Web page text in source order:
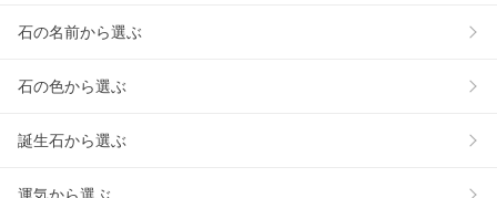
石の名前から選ぶ
石の色から選ぶ
誕生石から選ぶ
運気から選ぶ